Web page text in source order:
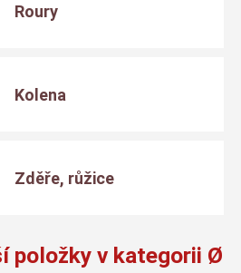
Roury
Kolena
Zděře, růžice
položky v kategorii Ø